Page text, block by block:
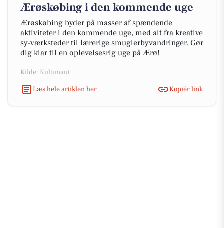
Ærøskøbing i den kommende uge
Ærøskøbing byder på masser af spændende
aktiviteter i den kommende uge, med alt fra kreative
sy-værksteder til lærerige smuglerbyvandringer. Gør
dig klar til en oplevelsesrig uge på Ærø!
Kilde: Kultunaut
Læs hele artiklen her
Kopiér link